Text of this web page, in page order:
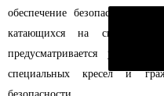
обеспечение безопасности
катающихся на скутерах
предусматривается
специальных кресел и